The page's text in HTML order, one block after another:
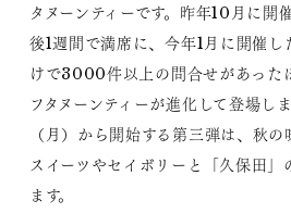
タヌーンティーです。昨年10月に開
後1週間で満席に、今年1月に開催
けで3000件以上の問合せがあった
フタヌーンティーが進化して登場
（月）から開始する第三弾は、秋
スイーツやセイボリーと「久保田」
ます。